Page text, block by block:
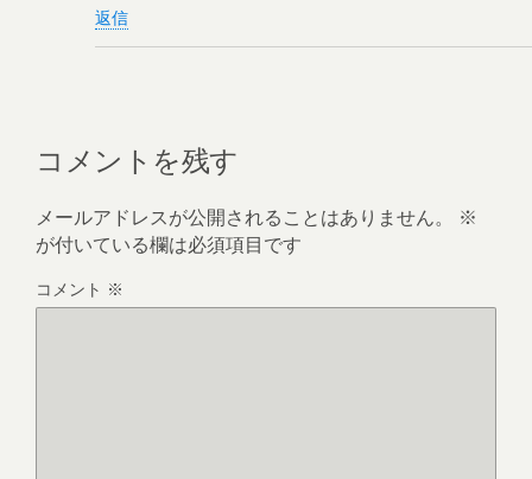
返信
コメントを残す
メールアドレスが公開されることはありません。
※
が付いている欄は必須項目です
コメント ※